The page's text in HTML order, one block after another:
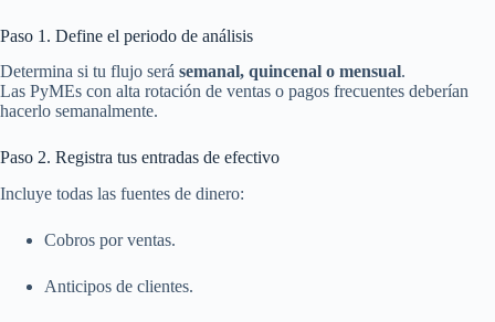
Paso 1. Define el periodo de análisis
Determina si tu flujo será semanal, quincenal o mensual.
Las PyMEs con alta rotación de ventas o pagos frecuentes deberían
hacerlo semanalmente.
Paso 2. Registra tus entradas de efectivo
Incluye todas las fuentes de dinero:
Cobros por ventas.
Anticipos de clientes.